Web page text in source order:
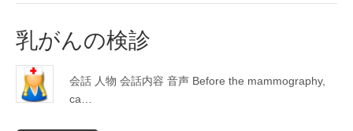
乳がんの検診
会話 人物 会話内容 音声 Before the mammography,
ca…